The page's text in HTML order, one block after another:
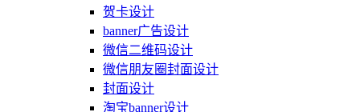
贺卡设计
banner广告设计
微信二维码设计
微信朋友圈封面设计
封面设计
淘宝banner设计